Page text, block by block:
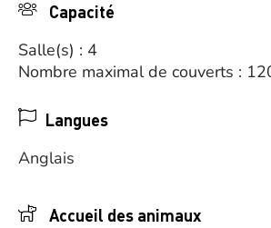
Capacité
Salle(s) : 4
Nombre maximal de couverts :
Langues
Anglais
Accueil des animaux